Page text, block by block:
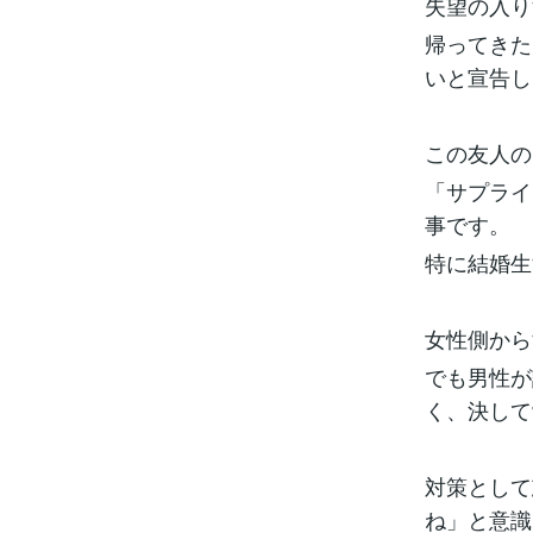
帰ってき
いと宣告
この友人
「サプラ
事です。
特に結婚
女性側か
でも男性
く、決し
対策とし
ね」と意